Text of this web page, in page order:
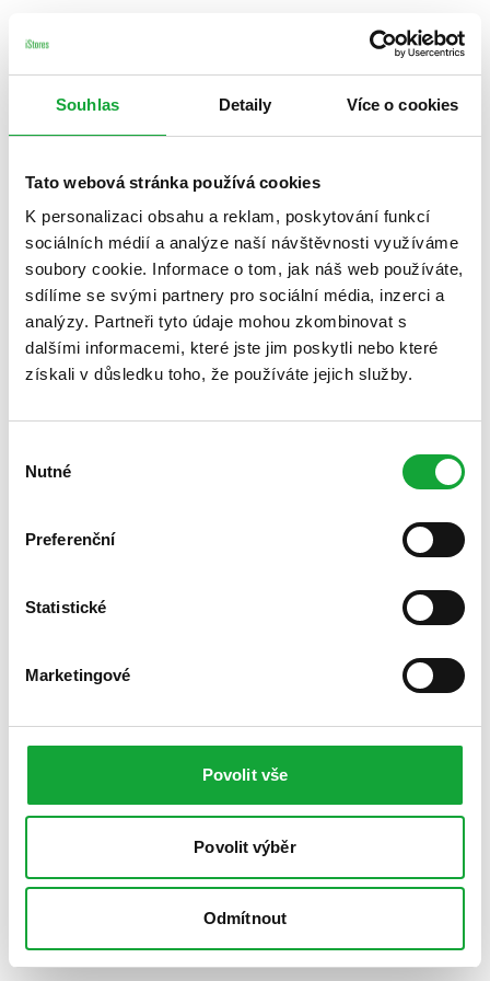
Souhlas Detaily Více o cookies
Tato webová stránka používá cookies
K personalizaci obsahu a reklam, poskytování funkcí
sociálních médií a analýze naší návštěvnosti využíváme
soubory cookie. Informace o tom, jak náš web používáte,
sdílíme se svými partnery pro sociální média, inzerci a
analýzy. Partneři tyto údaje mohou zkombinovat s
dalšími informacemi, které jste jim poskytli nebo které
získali v důsledku toho, že používáte jejich služby.
souhlasu
Nutné
Preferenční
Statistické
Marketingové
Povolit vše
Povolit výběr
Odmítnout